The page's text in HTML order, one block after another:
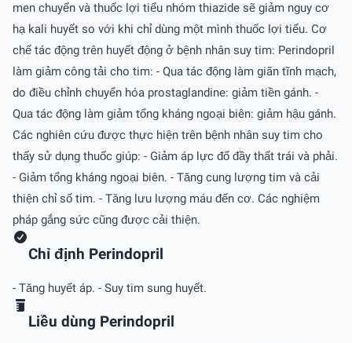
men chuyển và thuốc lợi tiểu nhóm thiazide sẽ giảm nguy cơ
hạ kali huyết so với khi chỉ dùng một mình thuốc lợi tiểu. Cơ
chế tác động trên huyết động ở bệnh nhân suy tim: Perindopril
làm giảm công tải cho tim: - Qua tác động làm giãn tĩnh mạch,
do điều chỉnh chuyển hóa prostaglandine: giảm tiền gánh. -
Qua tác động làm giảm tổng kháng ngoại biên: giảm hậu gánh.
Các nghiên cứu được thực hiện trên bệnh nhân suy tim cho
thấy sử dụng thuốc giúp: - Giảm áp lực đổ đầy thất trái và phải.
- Giảm tổng kháng ngoại biên. - Tăng cung lượng tim và cải
thiện chỉ số tim. - Tăng lưu lượng máu đến cơ. Các nghiệm
pháp gắng sức cũng được cải thiện.
Chỉ định Perindopril
- Tăng huyết áp. - Suy tim sung huyết.
Liều dùng Perindopril